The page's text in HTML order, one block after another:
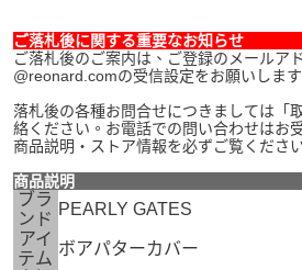
ご落札後に関する重要なお知らせ
ご落札後のご案内は、ご登録のメールア
@reonard.comの受信設定をお願いします
落札後の各種お問合せにつきましては「
絡ください。お電話での問い合わせはお
商品説明・ストア情報を必ずご覧くださ
商品説明
ブラ
ンド
PEARLY GATES
アイ
テム
ボアパターカバー